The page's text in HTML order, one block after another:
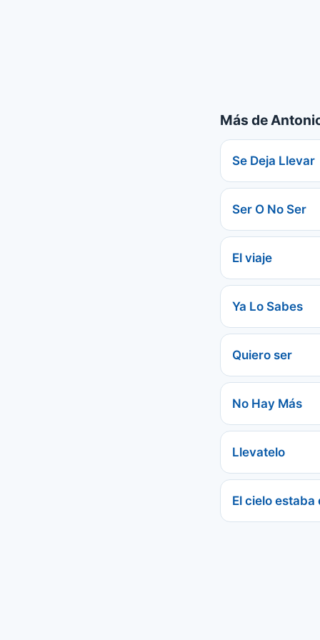
Más de
Se Deja Llevar
Ser O No Ser
El viaje
Ya Lo Sabes
Quiero ser
No Hay Más
Llevatelo
El cielo estaba